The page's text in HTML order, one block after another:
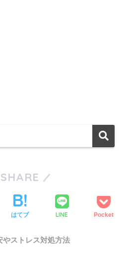
SHARE
はてブ LINE Pocket
やストレス対処方法